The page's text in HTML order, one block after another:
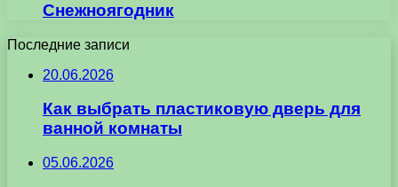
Снежноягодник
Последние записи
20.06.2026
Как выбрать пластиковую дверь для
ванной комнаты
05.06.2026